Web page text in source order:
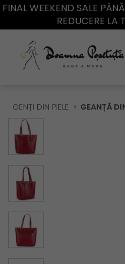
FINAL WEEKEND SALE
REDUCERE LA
GENȚI DIN PIELE GEANȚĂ